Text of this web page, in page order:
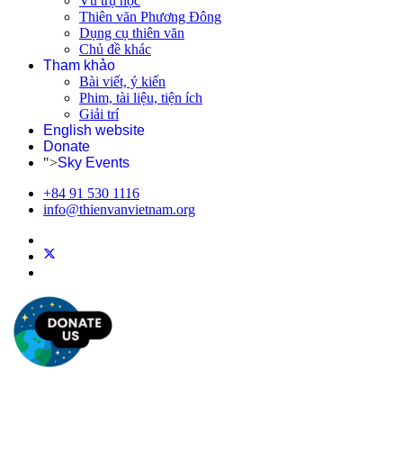
Thiên văn Phương Đông
Dụng cụ thiên văn
Chủ đề khác
Tham khảo
Bài viết, ý kiến
Phim, tài liệu, tiện ích
Giải trí
English website
Donate
">Sky Events
+84 91 530 1116
info@thienvanvietnam.org